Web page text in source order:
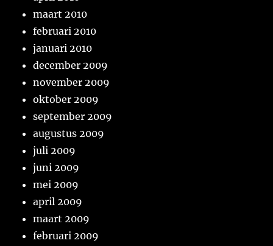
maart 2010
februari 2010
januari 2010
december 2009
november 2009
oktober 2009
september 2009
augustus 2009
juli 2009
juni 2009
mei 2009
april 2009
maart 2009
februari 2009